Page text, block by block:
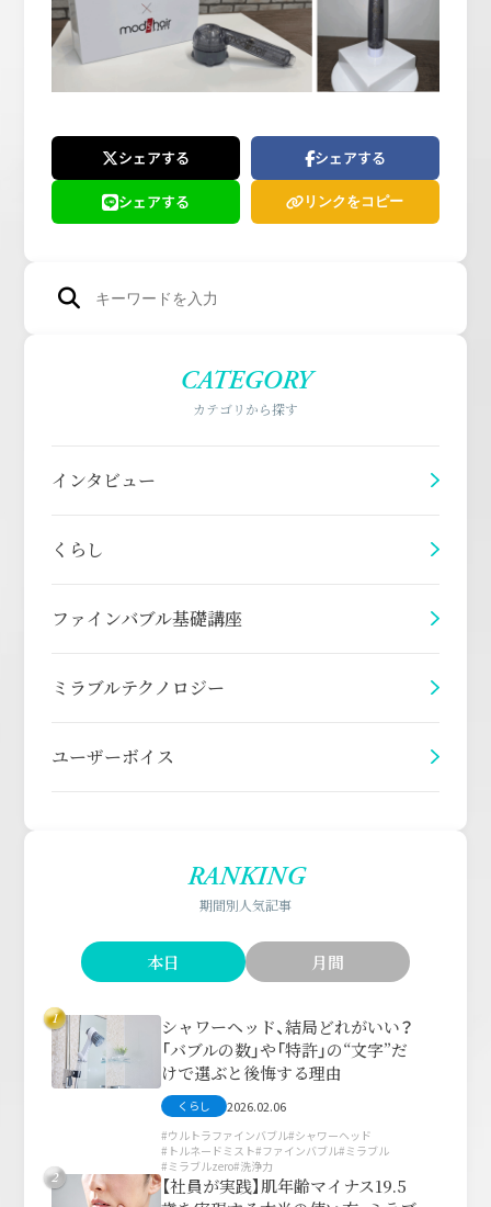
シェアする シェアする
シェアする リンクをコピー
CATEGORY
カテゴリから探す
インタビュー
くらし
ファインバブル基礎講座
ミラブルテクノロジー
ユーザーボイス
RANKING
期間別人気記事
本日 月間
1
シャワーヘッド、結局どれがいい？
「バブルの数」や「特許」の“文字”だ
けで選ぶと後悔する理由
くらし 2026.02.06
ウルトラファインバブル シャワーヘッド
トルネードミスト ファインバブル ミラブル
ミラブルzero 洗浄力
2
【社員が実践】肌年齢マイナス19.5